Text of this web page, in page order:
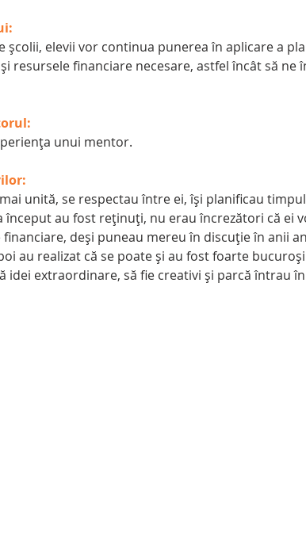
școlii, elevii vor continua punerea în aplicare a
resursele financiare necesare, astfel încât să ne
unui mentor.
unită, se respectau între ei, își planificau
început au fost reținuți, nu erau încrezători că ei
financiare, deși puneau mereu în discuție în anii
au realizat că se poate și au fost foarte
idei extraordinare, să fie creativi și parcă întrau